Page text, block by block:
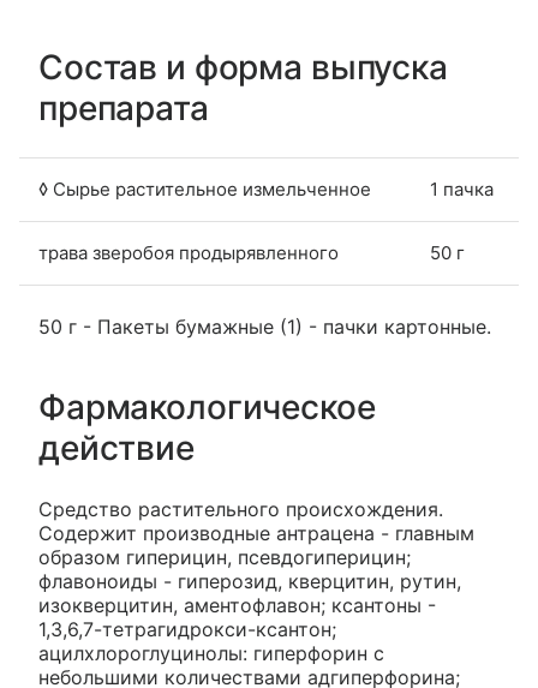
Состав и форма выпуска
препарата
◊ Сырье растительное измельченное 1 пачка
трава зверобоя продырявленного 50 г
50 г - Пакеты бумажные (1) - пачки картонные.
Фармакологическое
действие
Средство растительного происхождения.
Содержит производные антрацена - главным
образом гиперицин, псевдогиперицин;
флавоноиды - гиперозид, кверцитин, рутин,
изокверцитин, аментофлавон; ксантоны -
1,3,6,7-тетрагидрокси-ксантон;
ацилхлороглуцинолы: гиперфорин с
небольшими количествами адгиперфорина;